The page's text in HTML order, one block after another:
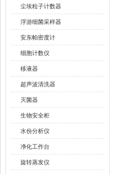
尘埃粒子计数器
浮游细菌采样器
安东帕密度计
细胞计数仪
移液器
超声波清洗器
灭菌器
生物安全柜
水份分析仪
净化工作台
旋转蒸发仪